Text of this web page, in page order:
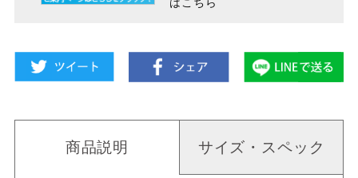
商品説明 サイズ・スペック